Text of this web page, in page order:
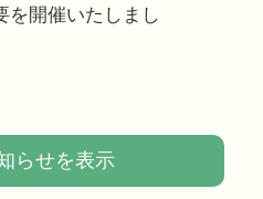
を開催いたしまし
らせを表示